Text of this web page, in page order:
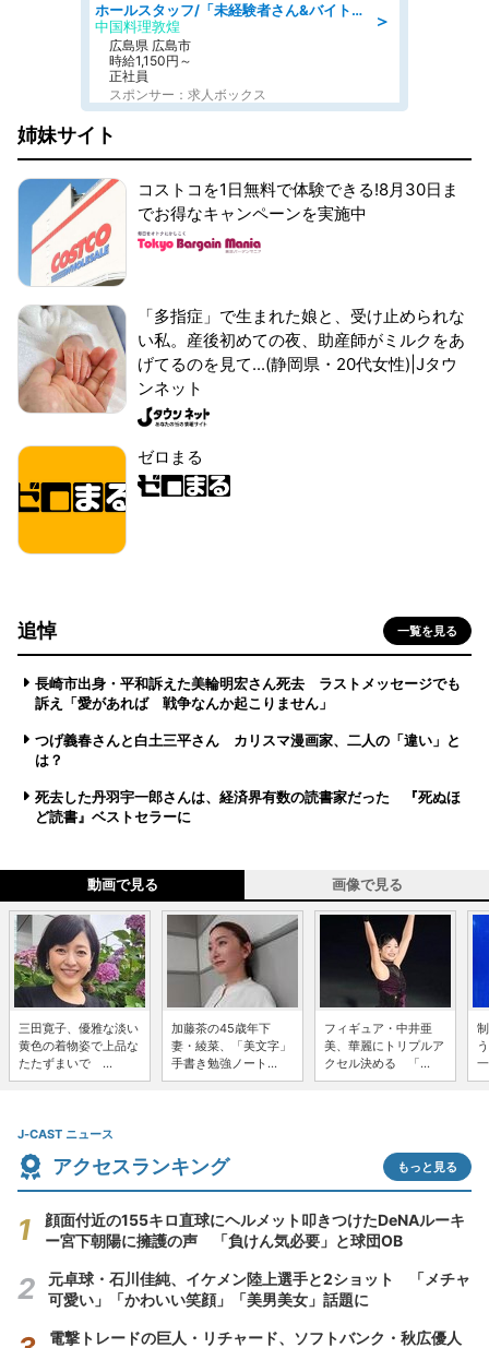
＞
ホールスタッフ/「未経験者さん&バイトデビューも大歓迎」残業ほぼなし×1日3時間〜勤務OK!フォロー体制も充実/広島県/広島市南区
中国料理敦煌
広島県 広島市
時給1,150円～
正社員
スポンサー：求人ボックス
姉妹サイト
コストコを1日無料で体験できる!8月30日ま
でお得なキャンペーンを実施中
「多指症」で生まれた娘と、受け止められな
い私。産後初めての夜、助産師がミルクをあ
げてるのを見て...(静岡県・20代女性)|Jタウ
ンネット
ゼロまる
追悼 一覧を見る
長崎市出身・平和訴えた美輪明宏さん死去 ラストメッセージでも
訴え「愛があれば 戦争なんか起こりません」
つげ義春さんと白土三平さん カリスマ漫画家、二人の「違い」と
は？
死去した丹羽宇一郎さんは、経済界有数の読書家だった 『死ぬほ
ど読書』ベストセラーに
動画で見る 画像で見る
三田寛子、優雅な淡い
黄色の着物姿で上品な
たたずまいで ...
加藤茶の45歳年下
妻・綾菜、「美文字」
手書き勉強ノート...
フィギュア・中井亜
美、華麗にトリプルア
クセル決める 「...
J-CAST ニュース
アクセスランキング もっと見る
顔面付近の155キロ直球にヘルメット叩きつけたDeNAルーキ
ー宮下朝陽に擁護の声 「負けん気必要」と球団OB
元卓球・石川佳純、イケメン陸上選手と2ショット 「メチャ
可愛い」「かわいい笑顔」「美男美女」話題に
電撃トレードの巨人・リチャード、ソフトバンク・秋広優人